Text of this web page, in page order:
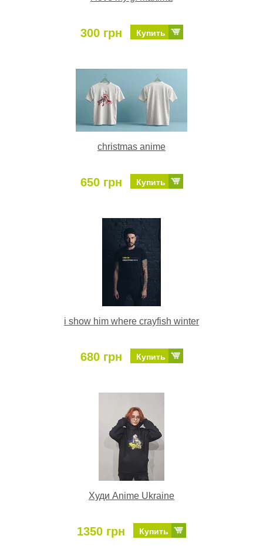
300 грн Купить
christmas anime
650 грн Купить
i show him where crayfish winter
680 грн Купить
Худи Anime Ukraine
1350 грн Купить